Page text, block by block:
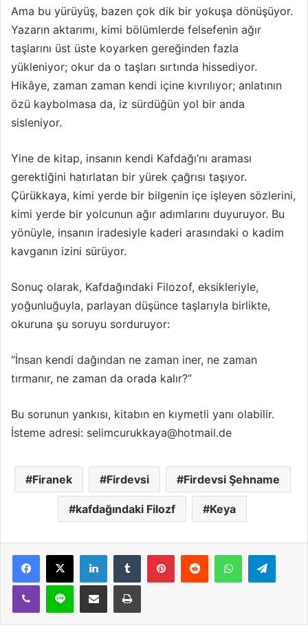
Ama bu yürüyüş, bazen çok dik bir yokuşa dönüşüyor.
Yazarın aktarımı, kimi bölümlerde felsefenin ağır
taşlarını üst üste koyarken gereğinden fazla
yükleniyor; okur da o taşları sırtında hissediyor.
Hikâye, zaman zaman kendi içine kıvrılıyor; anlatının
özü kaybolmasa da, iz sürdüğün yol bir anda
sisleniyor.
Yine de kitap, insanın kendi Kafdağı’nı araması
gerektiğini hatırlatan bir yürek çağrısı taşıyor.
Çürükkaya, kimi yerde bir bilgenin içe işleyen sözlerini,
kimi yerde bir yolcunun ağır adımlarını duyuruyor. Bu
yönüyle, insanın iradesiyle kaderi arasındaki o kadim
kavganın izini sürüyor.
Sonuç olarak, Kafdağındaki Filozof, eksikleriyle,
yoğunluğuyla, parlayan düşünce taşlarıyla birlikte,
okuruna şu soruyu sorduruyor:
“İnsan kendi dağından ne zaman iner, ne zaman
tırmanır, ne zaman da orada kalır?”
Bu sorunun yankısı, kitabın en kıymetli yanı olabilir.
İsteme adresi: selimcurukkaya@hotmail.de
Firanek Firdevsi Firdevsi Şehname
kafdağındaki Filozf Keya
LinkedInTumblrPinterestRedditWhatsApp
Viber Line E-Posta ile paylaşYazdır